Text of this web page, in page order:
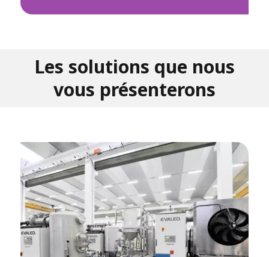
Les solutions que nous
vous présenterons